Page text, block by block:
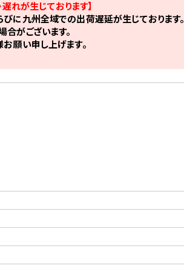
れが生じております】
に九州全域での出荷遅延が生じております。
がございます。
願い申し上げます。